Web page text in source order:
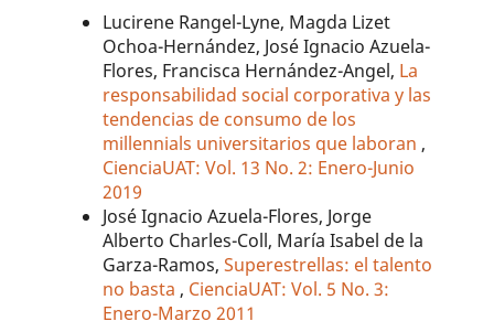
Lucirene Rangel-Lyne, Magda Lizet
Ochoa-Hernández, José Ignacio Azuela-
Flores, Francisca Hernández-Angel, La
responsabilidad social corporativa y las
tendencias de consumo de los
millennials universitarios que laboran ,
CienciaUAT: Vol. 13 No. 2: Enero-Junio
2019
José Ignacio Azuela-Flores, Jorge
Alberto Charles-Coll, María Isabel de la
Garza-Ramos,Superestrellas: el talento
no basta , CienciaUAT: Vol. 5 No. 3:
Enero-Marzo 2011